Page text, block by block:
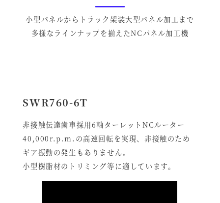
小型パネルからトラック架装大型パネル加工まで
多様なラインナップを揃えたNCパネル加工機
SWR760-6T
非接触伝達歯車採用6軸ターレットNCルーター
40,000r.p.m.の高速回転を実現、非接触のため
ギア振動の発生もありません。
小型樹脂材のトリミング等に適しています。